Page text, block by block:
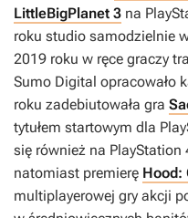
LittleBigPlanet 3 na
roku studio samodzielnie
2019 roku w ręce graczy
Sumo Digital opracowało
roku zadebiutowała gra
tytułem startowym dla
się również na PlayStation
natomiast premierę Hood:
multiplayerowej gry akcji